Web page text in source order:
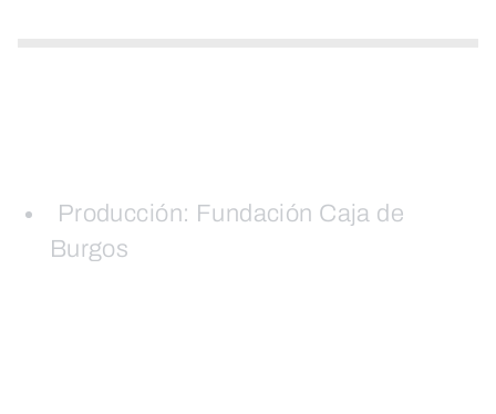
Producción: Fundación Caja de
Burgos